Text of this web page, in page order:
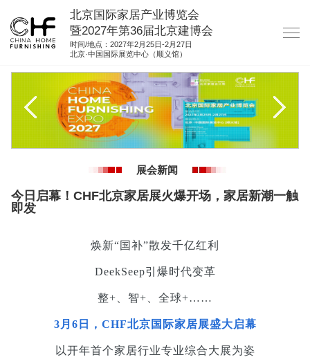
北京国际家居产业博览会
暨2027年第36届北京建博会
时间/地点：2027年2月25日-2月27日
北京·中国国际展览中心（顺义馆）
关于我们
资料下载
展会新闻
今日启幕！CHF北京家居展火爆开场，家居新潮一触
即发
焕新“国补”散发千亿红利
DeekSeep引爆时代变革
整+、智+、全球+……
3月6日，CHF北京国际家居展盛大启幕
以开年首个家居行业专业综合大展为姿